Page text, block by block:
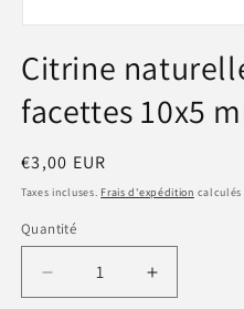
média
1
dans
une
Citrine
facettes 10x5
Prix
habituel
€3,00 EUR
Taxes incluses. Frais d'expédition
Quantité
Réduire
la
Augmenter
la